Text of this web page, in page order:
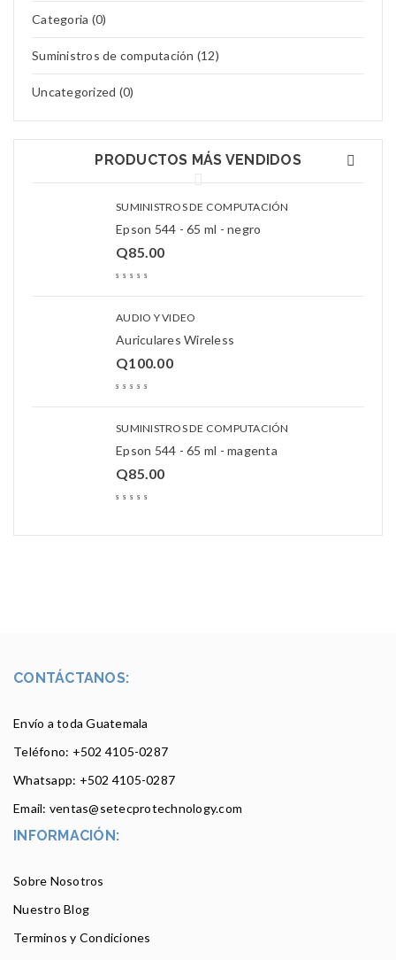
Categoria (0)
Suministros de computación (12)
Uncategorized (0)
PRODUCTOS MÁS VENDIDOS
SUMINISTROS DE COMPUTACIÓN
Epson 544 - 65 ml - negro
Q85.00
AUDIO Y VIDEO
Auriculares Wireless
Q100.00
SUMINISTROS DE COMPUTACIÓN
Epson 544 - 65 ml - magenta
Q85.00
CONTÁCTANOS:
Envío a toda Guatemala
Teléfono: +502 4105-0287
Whatsapp: +502 4105-0287
Email: ventas@setecprotechnology.com
INFORMACIÓN:
Sobre Nosotros
Nuestro Blog
Terminos y Condiciones